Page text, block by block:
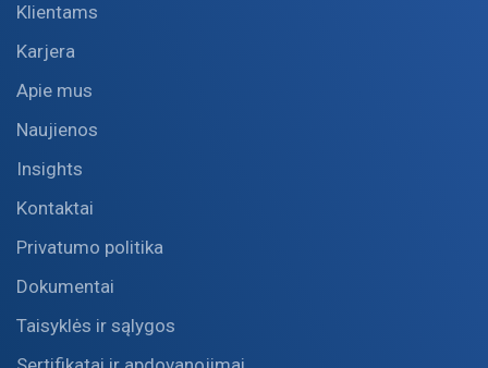
Klientams
Karjera
Apie mus
Naujienos
Insights
Kontaktai
Privatumo politika
Dokumentai
Taisyklės ir sąlygos